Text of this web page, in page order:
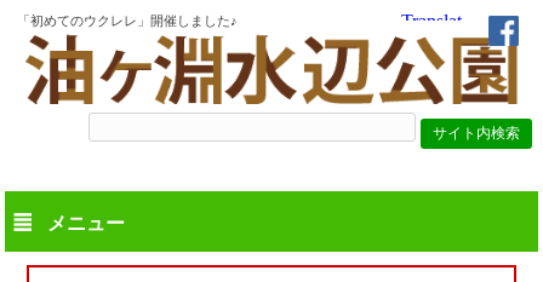
「初めてのウクレレ」開催しました♪
メニュー